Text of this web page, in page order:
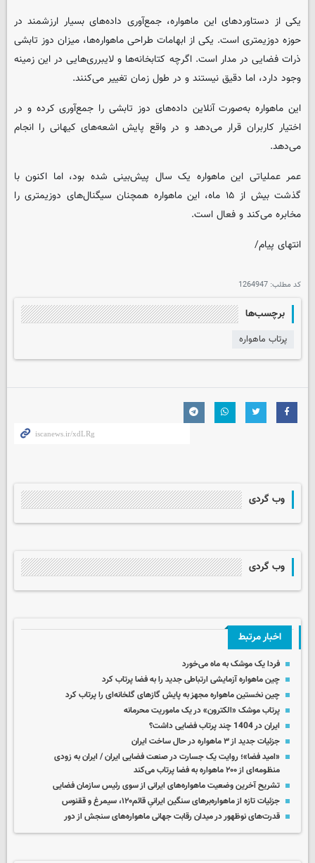
یکی از دستاوردهای این ماهواره، جمع‌آوری داده‌های بسیار ارزشمند در
حوزه دوزیمتری است. یکی از ابهامات طراحی ماهواره‌ها، میزان دوز تابشی
ذرات فضایی در مدار است. اگرچه کتابخانه‌ها و لایبرری‌هایی در این زمینه
وجود دارد، اما دقیق نیستند و در طول زمان تغییر می‌کنند.
این ماهواره به‌صورت آنلاین داده‌های دوز تابشی را جمع‌آوری کرده و در
اختیار کاربران قرار می‌دهد و در واقع پایش اشعه‌های کیهانی را انجام
می‌دهد.
عمر عملیاتی این ماهواره یک سال پیش‌بینی شده بود، اما اکنون با
گذشت بیش از ۱۵ ماه، این ماهواره همچنان سیگنال‌های دوزیمتری را
مخابره می‌کند و فعال است.
انتهای پیام/
کد مطلب: 1264947
برچسب‌ها
پرتاب ماهواره
وب گردی
وب گردی
اخبار مرتبط
فردا یک موشک به ماه می‌خورد
چین ماهواره آزمایشی ارتباطی جدید را به فضا پرتاب کرد
چین نخستین ماهواره مجهز به پایش گازهای گلخانه‌ای را پرتاب کرد
پرتاب موشک «الکترون» در یک ماموریت محرمانه
ایران در 1404 چند پرتاب فضایی داشت؟
جزئیات جدید از ۳ ماهواره در حال ساخت ایران
«امید فضا»؛ روایت یک جسارت در صنعت فضایی ایران / ایران به زودی
منظومه‌ای از ۲۰۰ ماهواره به فضا پرتاب می‌کند
تشریح آخرین وضعیت ماهواره‌های ایرانی از سوی رئیس سازمان فضایی
جزئیات تازه از ماهواره‌برهای سنگین ایرانیِ قائم۱۲۰، سیمرغ و ققنوس
قدرت‌های نوظهور در میدان رقابت جهانی ماهواره‌های سنجش از دور